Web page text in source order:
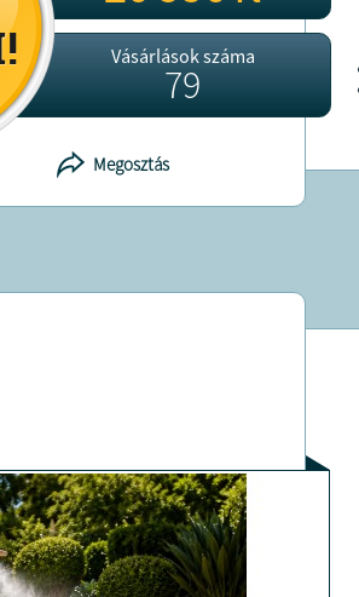
Vásárlások száma
79
Megosztás